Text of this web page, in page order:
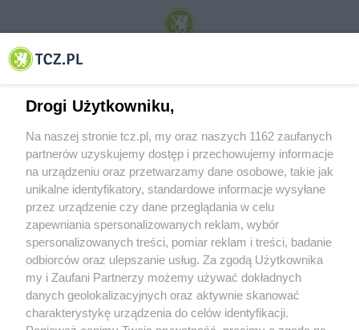
© 2001-2026 Tczew - TCZ.PL Sp. z o.o. Internetowy Serwis Informacyjny Miasta
O FIRMIE POLITYKA PRYWATNOŚCI HOSTING
REKLAMA WSPÓŁPRACA RSS FACEBOOK KONTAKT
Nasze serwisy
Aktualności Muzyka i kultura
Drogi Użytkowniku,
Na naszej stronie tcz.pl, my oraz naszych 1162 zaufanych
partnerów uzyskujemy dostęp i przechowujemy informacje
na urządzeniu oraz przetwarzamy dane osobowe, takie jak
unikalne identyfikatory, standardowe informacje wysyłane
przez urządzenie czy dane przeglądania w celu
zapewniania spersonalizowanych reklam, wybór
spersonalizowanych treści, pomiar reklam i treści, badanie
odbiorców oraz ulepszanie usług. Za zgodą Użytkownika
my i Zaufani Partnerzy możemy używać dokładnych
danych geolokalizacyjnych oraz aktywnie skanować
charakterystykę urządzenia do celów identyfikacji.